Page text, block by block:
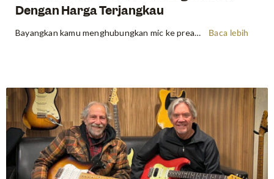
Dengan Harga Terjangkau
Bayangkan kamu menghubungkan mic ke preamplifier dan mendengar sinyalmu berubah — lebih penuh, lebih warm, lebih kaya — seperti suara di rekaman yang menginspirasi untuk bermusik sejak awal. Selama beberapa dekade, pengalaman itu terkunci di balik label harga yang hanya mampu dibeli oleh studio rekaman besar. Microphone tabung vintage dijual… Baca lebih